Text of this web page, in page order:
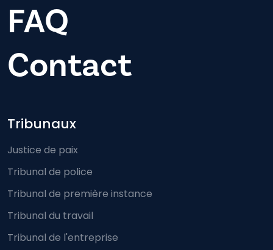
FAQ
Contact
Footer-menu
Tribunaux
Justice de paix
Tribunal de police
Tribunal de première instance
Tribunal du travail
Tribunal de l'entreprise